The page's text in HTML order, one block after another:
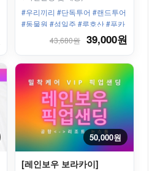
#우리끼리 #단독투어 #랜드투어
#동물원 #섬일주 #루호산 #푸카
비치 #맹글로브숲 #육상투어 #
드니위드 #리조트 픽업
43,680원 39,000원
50,000원
[레인보우 보라카이]